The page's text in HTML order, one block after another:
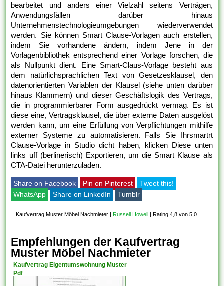
bearbeitet und anders einer Vielzahl seitens Verträgen,
Anwendungsfällen darüber hinaus
Unternehmenstechnologieumgebungen wiederverwendet
werden. Sie können Smart Clause-Vorlagen auch erstellen,
indem Sie vorhandene ändern, indem Jene in der
Vorlagenbibliothek entsprechend einer Vorlage forschen, die
als Nullpunkt dient. Eine Smart-Claus-Vorlage besteht aus
dem natürlichsprachlichen Text von Gesetzesklausel, den
datenorientierten Variablen der Klausel (siehe unten darüber
hinaus Klammern) und dieser Geschäftslogik des Vertrags,
die in programmierbarer Form ausgedrückt vermag. Es ist
diese eine, Vertragsklausel, die über externe Daten ausgelöst
werden kann, um eine Erfüllung von Verpflichtungen mithilfe
externer Systeme zu automatisieren. Falls Sie Ihrsmartrt
Clause-Vorlage in Studio dicht haben, klicken Diese unten
links uff (berlinerisch) Exportieren, um die Smart Klause als
CTA-Datei herunterzuladen.
Share on Facebook Pin on Pinterest
Tweet this!
WhatsApp
Share on LinkedIn Tumblr
Kaufvertrag Muster Möbel Nachmieter | Russell Howell |Rating 4,8 von 5,0
Empfehlungen der Kaufvertrag
Muster Möbel Nachmieter
Kaufvertrag Eigentumswohnung Muster
Pdf